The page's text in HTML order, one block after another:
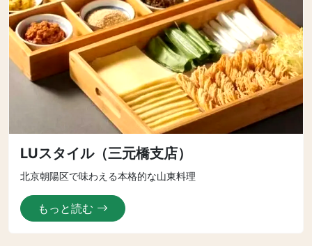
LUスタイル（三元橋支店）
北京朝陽区で味わえる本格的な山東料理
もっと読む